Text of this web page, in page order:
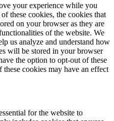
your experience while you
these cookies, the cookies that
on your browser as they are
of the website. We
us analyze and understand how
will be stored in your browser
the option to opt-out of these
cookies may have an effect
for the website to